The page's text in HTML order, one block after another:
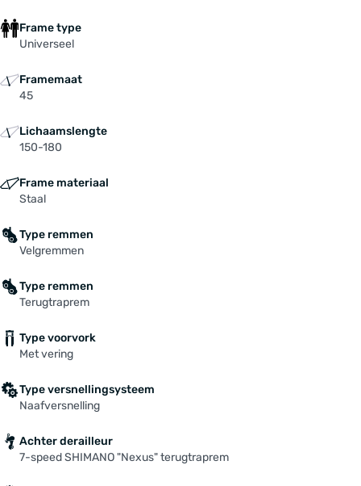
Remgreep: SACCON "LK-1820", mit
Feststellfunktion
Spatborden: SKS, Kunststoff
Tandwiel / riemenschijf: SHIMANO, 23 Z.
Velgen: REMERX "Dragon L-719", Hohlkammer
Voorbouw: Ahead ergotec Crab 2 schwarz, Ø
25,4 mm
Scheibenbremse & V-Brake
Zadel: WITTKOP "Liberty"
Zadelpen: ERGOTEC, Ø 27,2 mm, gefedert, Level
5
Frame type
Universeel
Framemaat
45
Lichaamslengte
150-180
Frame materiaal
Staal
Type remmen
Velgremmen
Type remmen
Terugtraprem
Type voorvork
Met vering
Type versnellingsysteem
Naafversnelling
Achter derailleur
7-speed SHIMANO "Nexus" terugtraprem